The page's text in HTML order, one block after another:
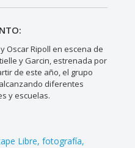
Oscar Ripoll en escena de
y Garcin, estrenada por
de este año, el grupo
diferentes
y escuelas.
Libre fotografía